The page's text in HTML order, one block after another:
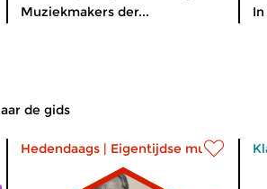
Muziekmakers der...
de gids
Hedendaags | Eigentijdse muziek